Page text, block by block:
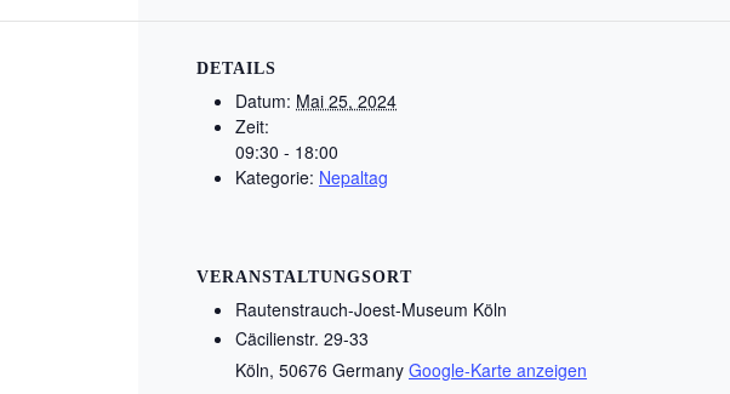
DETAILS
Datum: Mai 25, 2024
Zeit:
09:30 - 18:00
Kategorie: Nepaltag
VERANSTALTUNGSORT
Rautenstrauch-Joest-Museum Köln
Cäcilienstr. 29-33
Köln, 50676 Germany Google-Karte anzeigen